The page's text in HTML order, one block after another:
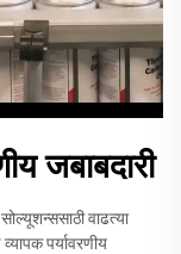
जबाबदारी
वाढत्या
पर्यावरणीय